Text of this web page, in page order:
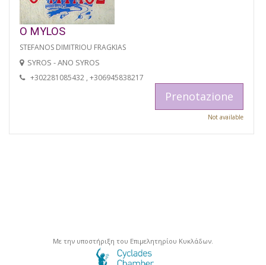
O MYLOS
STEFANOS DIMITRIOU FRAGKIAS
SYROS - ANO SYROS
+302281085432 , +306945838217
Prenotazione
Not available
Με την υποστήριξη του Επιμελητηρίου Κυκλάδων.